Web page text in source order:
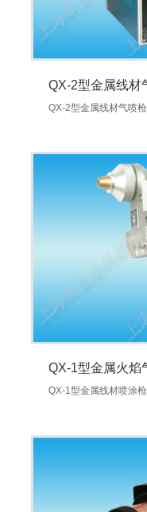
QX-2型金属线材
QX-2型金属线材气喷枪
QX-1型金属火焰
QX-1型金属线材喷涂